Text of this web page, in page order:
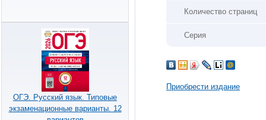
ОГЭ. Русский язык. Типовые
экзаменационные варианты. 12
Количество страниц
Серия
Приобрести издание